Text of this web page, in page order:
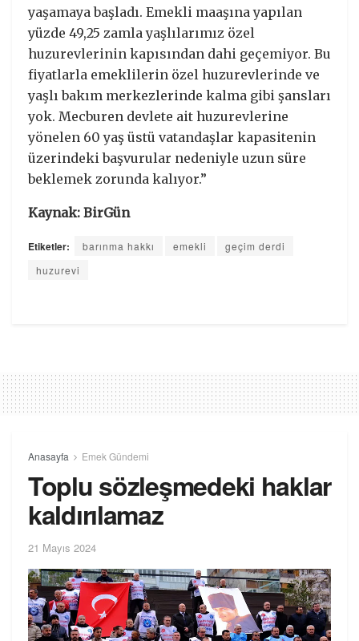
yaşamaya başladı. Emekli maaşına yapılan
yüzde 49,25 zamla yaşlılarımız özel
huzurevlerinin kapısından dahi geçemiyor. Bu
fiyatlarla emeklilerin özel huzurevlerinde ve
yaşlı bakım merkezlerinde kalma gibi şansları
yok. Mecburen devlete ait huzurevlerine
yönelen 60 yaş üstü vatandaşlar kapasitenin
üzerindeki başvurular nedeniyle uzun süre
beklemek zorunda kalıyor.”
Kaynak: BirGün
Etiketler: barınma hakkı emekli
geçim derdi
huzurevi
Anasayfa Emek Gündemi
Toplu sözleşmedeki haklar
kaldırılamaz
21 Mayıs 2024